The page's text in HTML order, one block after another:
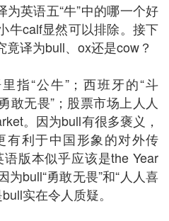
为英语五“牛”中的哪一个好
牛calf显然可以排除。接下
竟译为bull、ox还是cow？
指“公牛”；西班牙的“斗
敢无畏”；股票市场上人人
。因为bull有很多褒义，
有利于中国形象的对外传
版本似乎应该是the Year
bull“勇敢无畏”和“人人喜
实在令人质疑。